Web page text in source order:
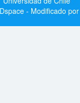
- Modificado